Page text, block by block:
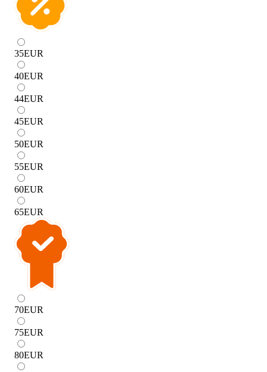
35EUR
40EUR
44EUR
45EUR
50EUR
55EUR
60EUR
65EUR
70EUR
75EUR
80EUR